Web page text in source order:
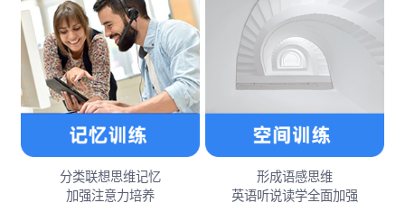
分类联想思维记忆
加强注意力培养
形成语感思维
英语听说读学全面加强